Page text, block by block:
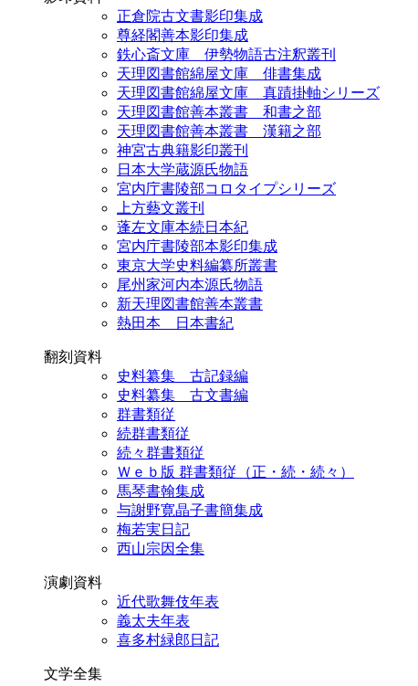
正倉院古文書影印集成
尊経閣善本影印集成
鉄心斎文庫 伊勢物語古注釈叢刊
天理図書館綿屋文庫 俳書集成
天理図書館綿屋文庫 真蹟掛軸シリーズ
天理図書館善本叢書 和書之部
天理図書館善本叢書 漢籍之部
神宮古典籍影印叢刊
日本大学蔵源氏物語
宮内庁書陵部コロタイプシリーズ
上方藝文叢刊
蓬左文庫本続日本紀
宮内庁書陵部本影印集成
東京大学史料編纂所叢書
尾州家河内本源氏物語
新天理図書館善本叢書
熱田本 日本書紀
翻刻資料
史料纂集 古記録編
史料纂集 古文書編
群書類従
続群書類従
続々群書類従
Ｗｅｂ版 群書類従（正・続・続々）
馬琴書翰集成
与謝野寛晶子書簡集成
梅若実日記
西山宗因全集
演劇資料
近代歌舞伎年表
義太夫年表
喜多村緑郎日記
文学全集